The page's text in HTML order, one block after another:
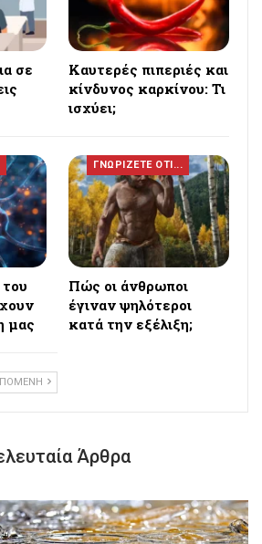
σε
Καυτερές πιπεριές και
κίνδυνος καρκίνου: Τι
ισχύει;
μας
ΓΝΩΡΙΖΕΤΕ ΟΤΙ...
Πώς οι άνθρωποι
έγιναν ψηλότεροι
κατά την εξέλιξη;
Άρθρα